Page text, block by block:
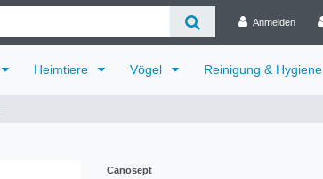
Anmelden
Heimtiere Vögel Reinigung & Hygiene
Canosept